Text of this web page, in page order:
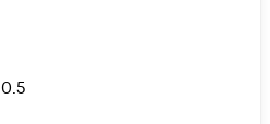
0.5